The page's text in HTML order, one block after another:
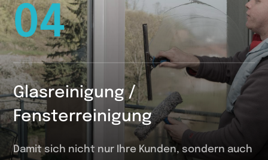
04
Glasreinigung /
Fensterreinigung
Damit sich nicht nur Ihre Kunden, sondern auch